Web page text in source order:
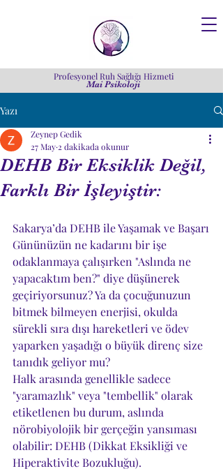
Mai Psikoloji
Profesyonel Ruh Sağlığı Hizmeti
Yazı
DEHB Bir Eksiklik Değil,
Farklı Bir İşleyiştir:
Zeynep Gedik
27 May 2 dakikada okunur
Sakarya’da DEHB ile Yaşamak ve Başarı
Gününüzün ne kadarını bir işe
odaklanmaya çalışırken "Aslında ne
yapacaktım ben?" diye düşünerek
geçiriyorsunuz? Ya da çocuğunuzun
bitmek bilmeyen enerjisi, okulda
sürekli sıra dışı hareketleri ve ödev
yaparken yaşadığı o büyük direnç size
tanıdık geliyor mu?
Halk arasında genellikle sadece
"yaramazlık" veya "tembellik" olarak
etiketlenen bu durum, aslında
nörobiyolojik bir gerçeğin yansıması
olabilir: DEHB (Dikkat Eksikliği ve
Hiperaktivite Bozukluğu).